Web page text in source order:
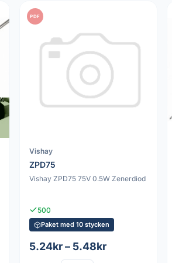
PDF
Vishay
ZPD75
Vishay ZPD75 75V 0.5W Zenerdiod
500
Paket med 10 stycken
5.24kr – 5.48kr